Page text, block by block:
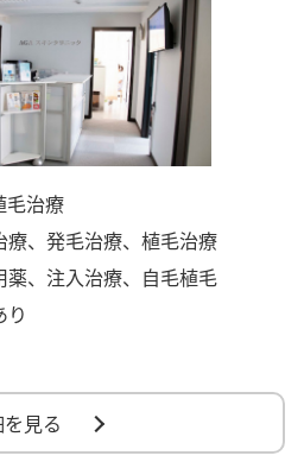
毛治療
療、発毛治療、植毛治療
薬、注入治療、自毛植毛
り
見る